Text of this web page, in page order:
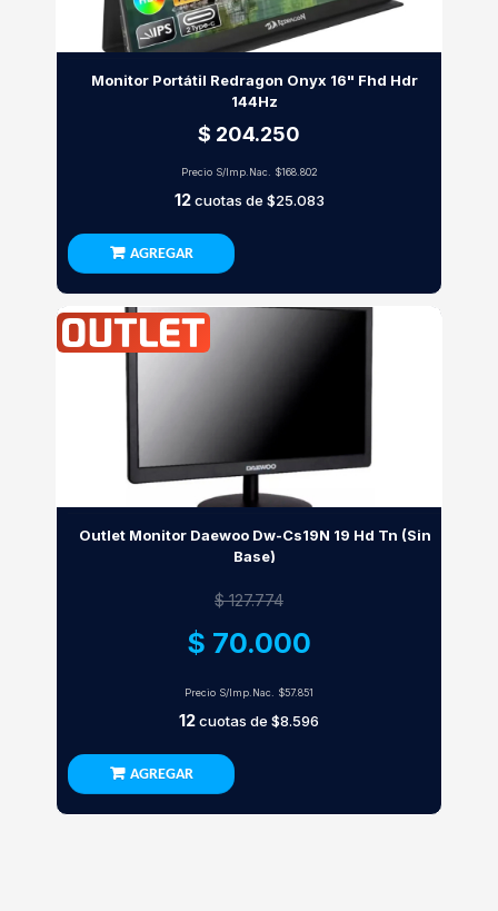
Monitor Portátil Redragon Onyx 16" Fhd Hdr
144Hz
$ 204.250
Precio S/Imp.Nac. $168.802
12cuotas de $25.083
AGREGAR
Outlet Monitor Daewoo Dw-Cs19N 19 Hd Tn (Sin
Base)
$ 127.774
$ 70.000
Precio S/Imp.Nac. $57.851
12cuotas de $8.596
AGREGAR